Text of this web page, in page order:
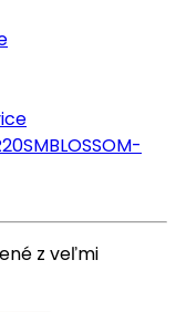
z veľmi